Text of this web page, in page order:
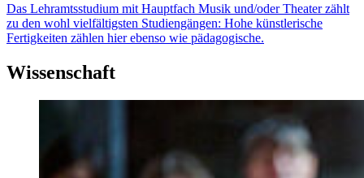
Das Lehramtsstudium mit Hauptfach Musik und/oder Theater zählt
zu den wohl vielfältigsten Studiengängen: Hohe künstlerische
Fertigkeiten zählen hier ebenso wie pädagogische.
Wissenschaft